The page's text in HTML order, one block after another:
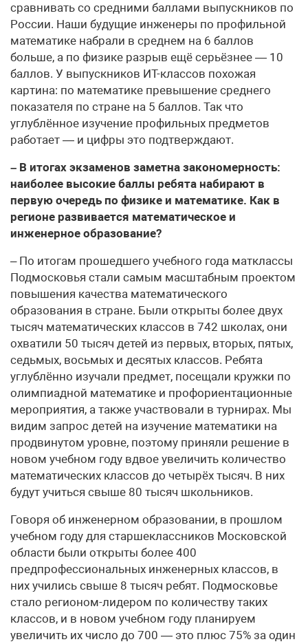
сравнивать со средними баллами выпускников по
России. Наши будущие инженеры по профильной
математике набрали в среднем на 6 баллов
больше, а по физике разрыв ещё серьёзнее — 10
баллов. У выпускников ИТ-классов похожая
картина: по математике превышение среднего
показателя по стране на 5 баллов. Так что
углублённое изучение профильных предметов
работает — и цифры это подтверждают.
– В итогах экзаменов заметна закономерность:
наиболее высокие баллы ребята набирают в
первую очередь по физике и математике. Как в
регионе развивается математическое и
инженерное образование?
– По итогам прошедшего учебного года матклассы
Подмосковья стали самым масштабным проектом
повышения качества математического
образования в стране. Были открыты более двух
тысяч математических классов в 742 школах, они
охватили 50 тысяч детей из первых, вторых, пятых,
седьмых, восьмых и десятых классов. Ребята
углублённо изучали предмет, посещали кружки по
олимпиадной математике и профориентационные
мероприятия, а также участвовали в турнирах. Мы
видим запрос детей на изучение математики на
продвинутом уровне, поэтому приняли решение в
новом учебном году вдвое увеличить количество
математических классов до четырёх тысяч. В них
будут учиться свыше 80 тысяч школьников.
Говоря об инженерном образовании, в прошлом
учебном году для старшеклассников Московской
области были открыты более 400
предпрофессиональных инженерных классов, в
них учились свыше 8 тысяч ребят. Подмосковье
стало регионом-лидером по количеству таких
классов, и в новом учебном году планируем
увеличить их число до 700 — это плюс 75% за один